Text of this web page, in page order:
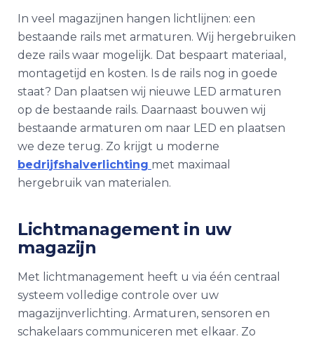
In veel magazijnen hangen lichtlijnen: een
bestaande rails met armaturen. Wij hergebruiken
deze rails waar mogelijk. Dat bespaart materiaal,
montagetijd en kosten. Is de rails nog in goede
staat? Dan plaatsen wij nieuwe LED armaturen
op de bestaande rails. Daarnaast bouwen wij
bestaande armaturen om naar LED en plaatsen
we deze terug. Zo krijgt u moderne
bedrijfshalverlichting met maximaal
hergebruik van materialen.
Lichtmanagement in uw
magazijn
Met lichtmanagement heeft u via één centraal
systeem volledige controle over uw
magazijnverlichting. Armaturen, sensoren en
schakelaars communiceren met elkaar. Zo